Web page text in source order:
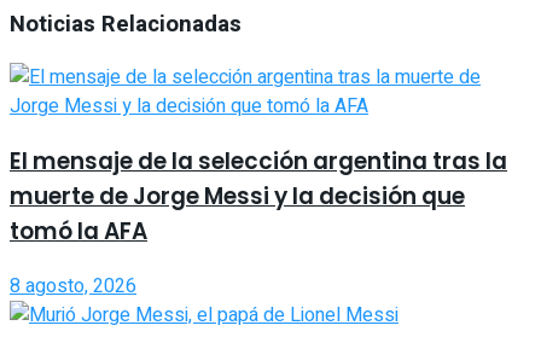
Noticias Relacionadas
El mensaje de la selección argentina tras la
muerte de Jorge Messi y la decisión que
tomó la AFA
8 agosto, 2026